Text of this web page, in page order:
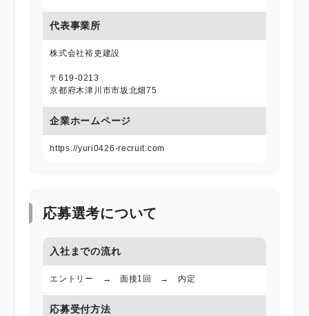
代表事業所
株式会社裕吏建設
〒619-0213
京都府木津川市市坂北畑75
企業ホームページ
https://yuri0426-recruit.com
応募選考について
入社までの流れ
エントリー → 面接1回 → 内定
応募受付方法